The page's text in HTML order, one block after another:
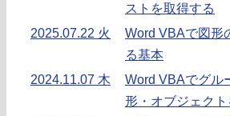
ストを取得する
2025.07.22 火
Word VBAで図形
る基本
2024.11.07 木
Word VBAでグル
形・オブジェク